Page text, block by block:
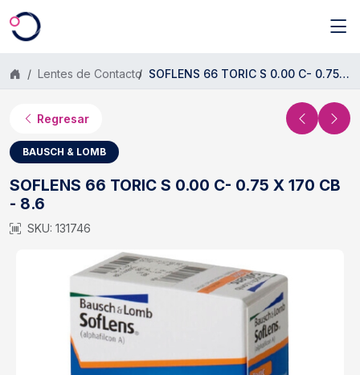
Saltar al contenido principal
Lentes de Contacto SOFLENS 66 TORIC S 0.00 C- 0.75 X 170 CB - 8.6
Regresar
BAUSCH & LOMB
SOFLENS 66 TORIC S 0.00 C- 0.75 X 170 CB
- 8.6
SKU: 131746